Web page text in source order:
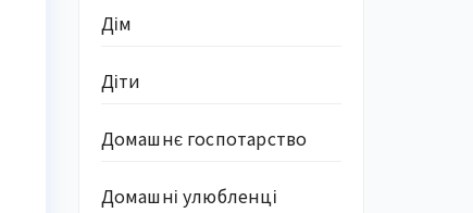
Дім
Діти
Домашнє госпотарство
Домашні улюбленці